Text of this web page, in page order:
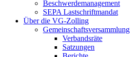
Beschwerdemanagement
SEPA Lastschriftmandat
Über die VG-Zolling
Gemeinschaftsversammlung
Verbandsräte
Satzungen